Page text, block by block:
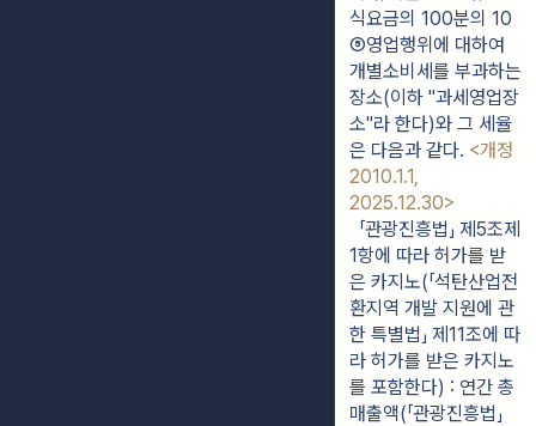
식요금의 100분의 10
⑤영업행위에 대하여
개별소비세를 부과하는
장소(이하 "과세영업장
소"라 한다)와 그 세율
은 다음과 같다. <개정
2010.1.1,
2025.12.30>
1항에 따라 허가를 받
은 카지노(「석탄산업전
환지역 개발 지원에 관
한 특별법」 제11조에 따
라 허가를 받은 카지노
를 포함한다) : 연간 총
매출액(「관광진흥법」